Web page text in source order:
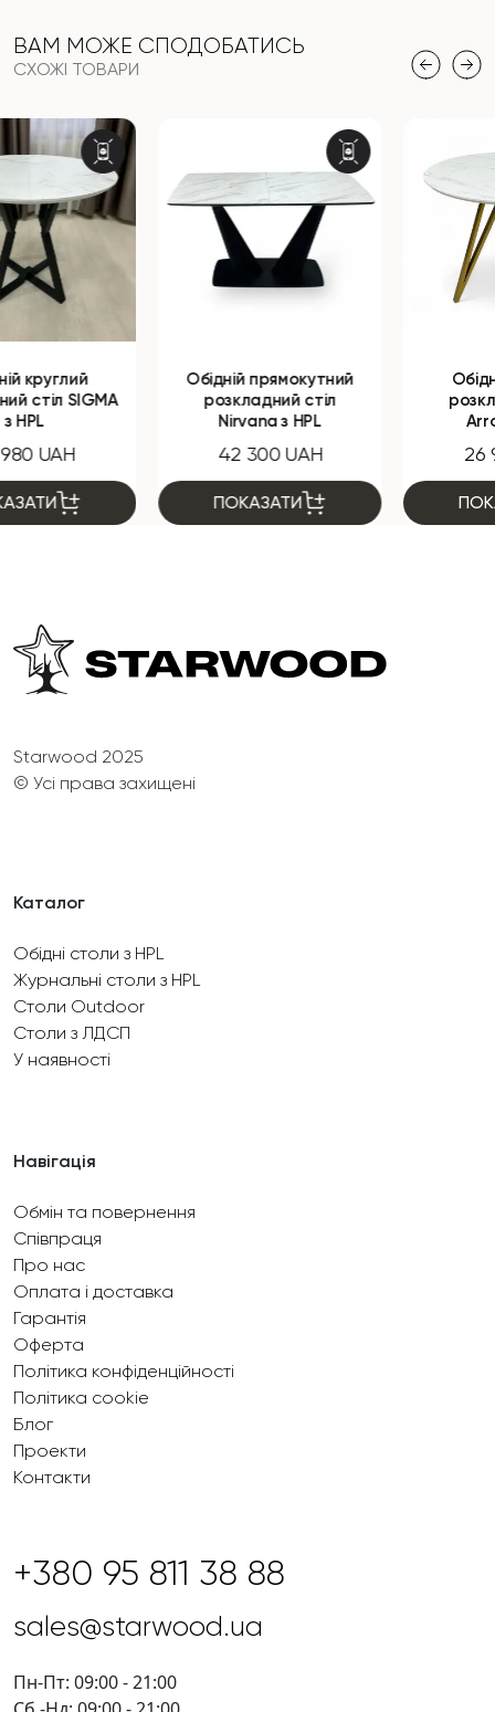
ВАМ МОЖЕ СПОДОБАТИСЬ
СХОЖІ ТОВАРИ
Обідній прямокутний
розкладний стіл
ПОКАЗАТИ
Обідній круглий
розкладний стіл
ПОКАЗАТИ
Starwood 2025
© Усі права захищені
Каталог
Обідні столи з HPL
Журнальні столи з HPL
Столи Outdoor
Столи з ЛДСП
У наявності
Навігація
Обмін та повернення
Співпраця
Про нас
Оплата і доставка
Гарантія
Оферта
Політика конфіденційності
Політика cookie
Блог
Проекти
Контакти
+380 95 811 38 88
sales@starwood.ua
Пн-Пт: 09:00 - 21:00